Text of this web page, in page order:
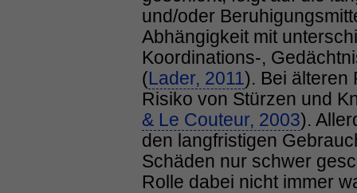
und/oder
Abhängigkeit mit
Koordinations-,
(Lader, 2011). Bei älteren
Risiko von Stürzen und
& Le Couteur, 2003).
den langfristigen
Schäden nur schwer
Rolle dabei nicht immer